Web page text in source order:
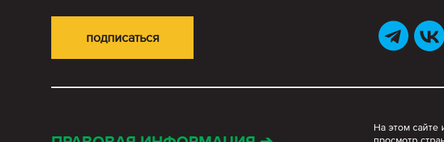
На этом